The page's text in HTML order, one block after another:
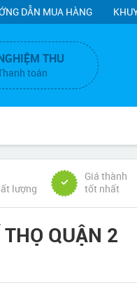
DẪN MUA HÀNG
THU
toán
lượng
Giá thành
tốt nhất
QUẬN 2